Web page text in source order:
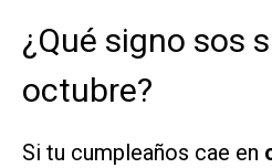
¿Qué signo sos
octubre?
Si tu cumpleaños cae en